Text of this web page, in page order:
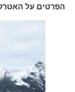
הפרטים על